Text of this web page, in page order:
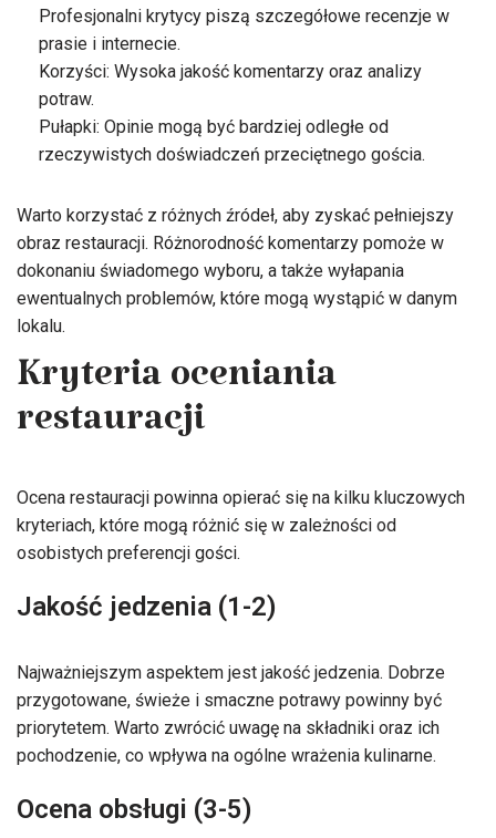
Profesjonalni krytycy piszą szczegółowe recenzje w
prasie i internecie.
Korzyści: Wysoka jakość komentarzy oraz analizy
potraw.
Pułapki: Opinie mogą być bardziej odległe od
rzeczywistych doświadczeń przeciętnego gościa.
Warto korzystać z różnych źródeł, aby zyskać pełniejszy
obraz restauracji. Różnorodność komentarzy pomoże w
dokonaniu świadomego wyboru, a także wyłapania
ewentualnych problemów, które mogą wystąpić w danym
lokalu.
Kryteria oceniania
restauracji
Ocena restauracji powinna opierać się na kilku kluczowych
kryteriach, które mogą różnić się w zależności od
osobistych preferencji gości.
Jakość jedzenia (1-2)
Najważniejszym aspektem jest jakość jedzenia. Dobrze
przygotowane, świeże i smaczne potrawy powinny być
priorytetem. Warto zwrócić uwagę na składniki oraz ich
pochodzenie, co wpływa na ogólne wrażenia kulinarne.
Ocena obsługi (3-5)